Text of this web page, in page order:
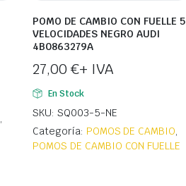
,
POMO DE CAMBIO CON FUELLE 5
VELOCIDADES NEGRO AUDI
4B0863279A
27,00 €+ IVA
En Stock
SKU: SQ003-5-NE
Categoría: POMOS DE CAMBIO,
POMOS DE CAMBIO CON FUELLE